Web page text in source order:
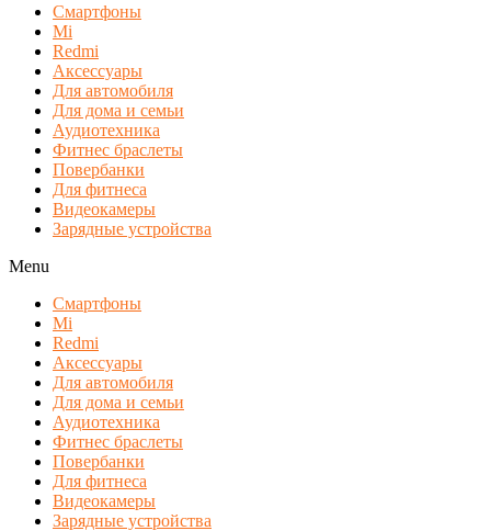
Смартфоны
Mi
Redmi
Аксессуары
Для автомобиля
Для дома и семьи
Аудиотехника
Фитнес браслеты
Повербанки
Для фитнеса
Видеокамеры
Зарядные устройства
Menu
Смартфоны
Mi
Redmi
Аксессуары
Для автомобиля
Для дома и семьи
Аудиотехника
Фитнес браслеты
Повербанки
Для фитнеса
Видеокамеры
Зарядные устройства